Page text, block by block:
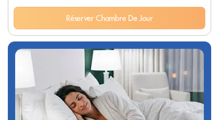
Réserver Chambre De Jour